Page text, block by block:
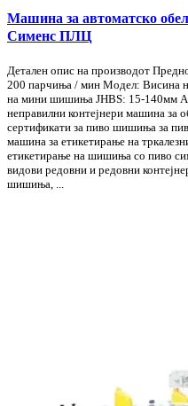
Машина за автоматско
Сименс ПЛЦ
Детален опис на производот
200 парчиња / мин Модел: Висина
на мини шишиња JHBS: 15-140мм
неправилни контејнери машина за
сертификати за пиво шишиња за
машина за етикетирање на
етикетирање на шишиња со пиво
видови редовни и редовни
шишиња, ...